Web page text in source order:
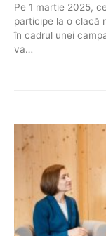
Pe 1 martie 2025,
participe la o clacă
în cadrul unei
va…